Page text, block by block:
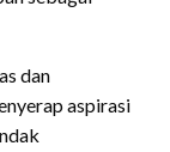
dan
aspirasi